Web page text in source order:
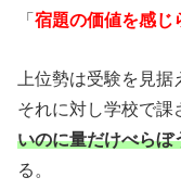
「 宿題の価値を感じ
上位勢は受験を見
それに対し学校で課
いのに量だけべらぼ
る。